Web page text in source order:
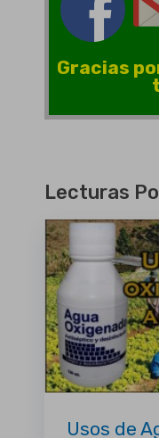
Gracias
Lecturas
Usos de